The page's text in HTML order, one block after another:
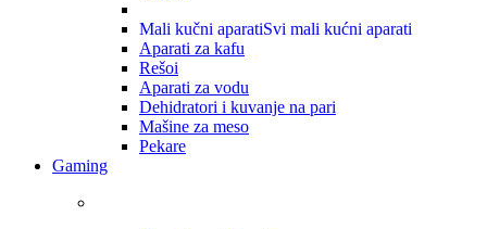
Mali kučni aparatiSvi mali kućni aparati
Aparati za kafu
Rešoi
Aparati za vodu
Dehidratori i kuvanje na pari
Mašine za meso
Pekare
Gaming